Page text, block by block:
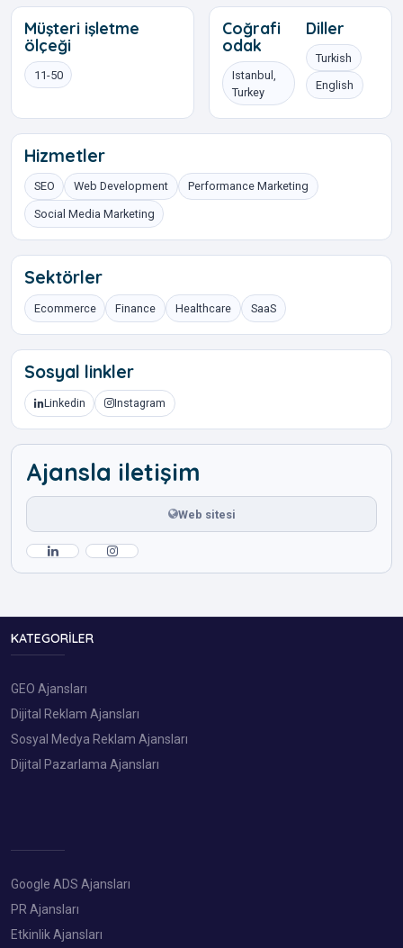
Müşteri işletme
ölçeği
11-50
Coğrafi
odak
Istanbul,
Turkey
Diller
Turkish
English
Hizmetler
SEO Web Development Performance Marketing
Social Media Marketing
Sektörler
Ecommerce Finance Healthcare SaaS
Sosyal linkler
Linkedin Instagram
Ajansla iletişim
Web sitesi
KATEGORILER
GEO Ajansları
Dijital Reklam Ajansları
Sosyal Medya Reklam Ajansları
Dijital Pazarlama Ajansları
Google ADS Ajansları
PR Ajansları
Etkinlik Ajansları